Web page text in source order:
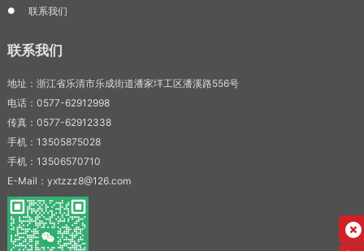
联系我们
联系我们
地址：浙江省乐清市乐成街道潘家垟工区潘溪路556号
电话：0577-62912998
传真：0577-62912338
手机：13505875028
手机：13506570710
E-Mail：yxtzzz8@126.com